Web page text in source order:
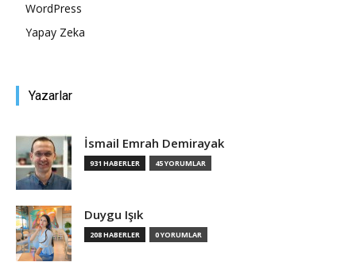
WordPress
Yapay Zeka
Yazarlar
İsmail Emrah Demirayak
931 HABERLER 45 YORUMLAR
Duygu Işık
208 HABERLER 0 YORUMLAR